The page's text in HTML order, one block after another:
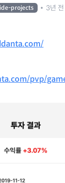
projects • 3년 전
pvp/